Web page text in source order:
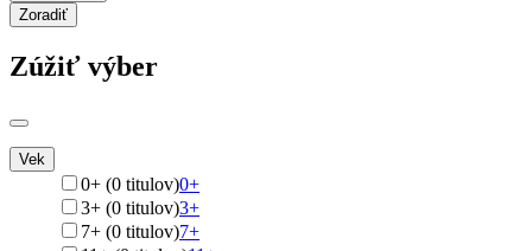
Zoradiť
Zúžiť výber
Vek
0+ (0 titulov)0+
3+ (0 titulov)3+
7+ (0 titulov)7+